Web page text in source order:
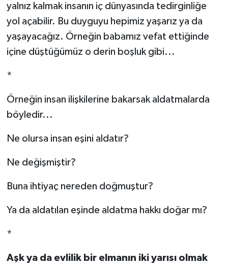
yalnız kalmak insanın iç dünyasında tedirginliğe
yol açabilir. Bu duyguyu hepimiz yaşarız ya da
yaşayacağız. Örneğin babamız vefat ettiğinde
içine düştüğümüz o derin boşluk gibi...
*
Örneğin insan ilişkilerine bakarsak aldatmalarda
böyledir...
Ne olursa insan eşini aldatır?
Ne değişmiştir?
Buna ihtiyaç nereden doğmuştur?
Ya da aldatılan eşinde aldatma hakkı doğar mı?
*
Aşk ya da evlilik bir elmanın iki yarısı olmak